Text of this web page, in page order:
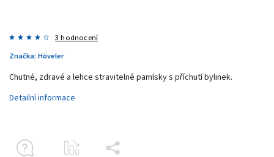
3 hodnocení
Značka: Höveler
Chutné, zdravé a lehce stravitelné pamlsky s příchutí bylinek.
Detailní informace